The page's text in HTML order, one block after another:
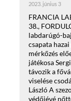
2023. június 3
FRANCIA
38.,
labdarúgó-
csapata
mérkőzés
játékosa
távozik a
viselése
László A
védőjévé